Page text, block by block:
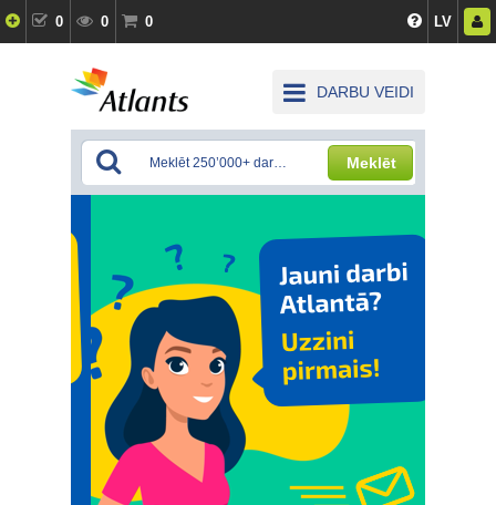
0 0 0 LV
DARBU VEIDI
Meklēt